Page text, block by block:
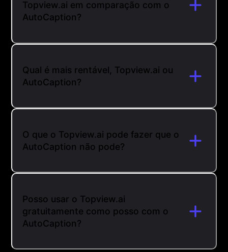
Topview.ai em comparação com o
AutoCaption?
Qual é mais rentável, Topview.ai ou
AutoCaption?
O que o Topview.ai pode fazer que o
AutoCaption não pode?
Posso usar o Topview.ai
gratuitamente como posso com o
AutoCaption?